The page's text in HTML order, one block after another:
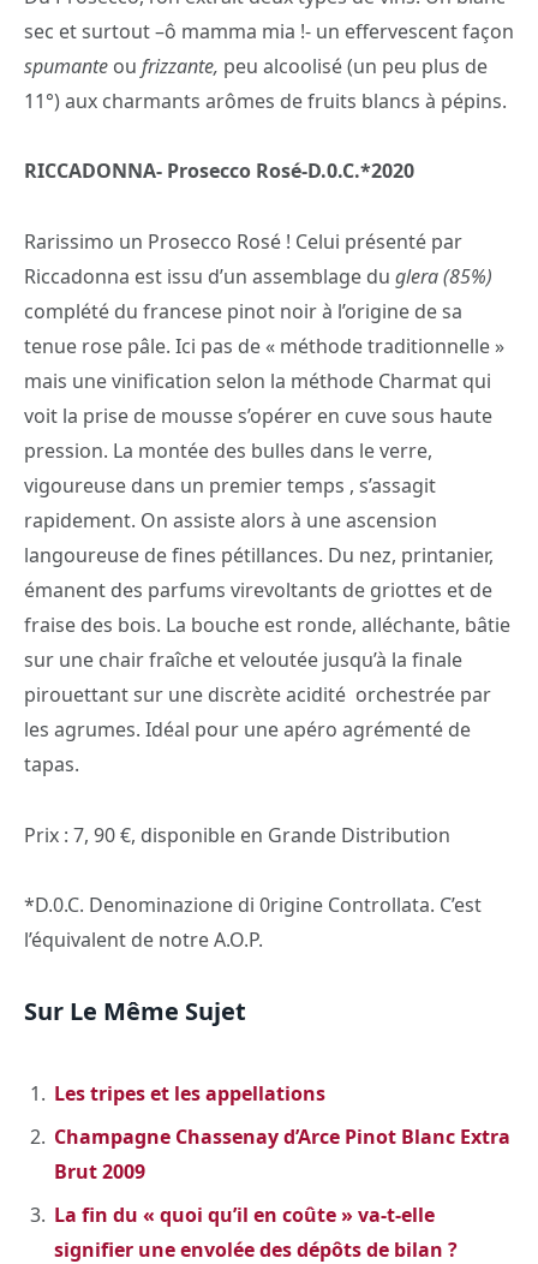
sec et surtout –ô mamma mia !- un effervescent façon
spumante ou frizzante, peu alcoolisé (un peu plus de
11°) aux charmants arômes de fruits blancs à pépins.
RICCADONNA- Prosecco Rosé-D.0.C.*2020
Rarissimo un Prosecco Rosé ! Celui présenté par
Riccadonna est issu d’un assemblage du glera (85%)
complété du francese pinot noir à l’origine de sa
tenue rose pâle. Ici pas de « méthode traditionnelle »
mais une vinification selon la méthode Charmat qui
voit la prise de mousse s’opérer en cuve sous haute
pression. La montée des bulles dans le verre,
vigoureuse dans un premier temps , s’assagit
rapidement. On assiste alors à une ascension
langoureuse de fines pétillances. Du nez, printanier,
émanent des parfums virevoltants de griottes et de
fraise des bois. La bouche est ronde, alléchante, bâtie
sur une chair fraîche et veloutée jusqu’à la finale
pirouettant sur une discrète acidité orchestrée par
les agrumes. Idéal pour une apéro agrémenté de
tapas.
Prix : 7, 90 €, disponible en Grande Distribution
*D.0.C. Denominazione di 0rigine Controllata. C’est
l’équivalent de notre A.O.P.
Sur Le Même Sujet
Les tripes et les appellations
Champagne Chassenay d’Arce Pinot Blanc Extra
Brut 2009
La fin du « quoi qu’il en coûte » va-t-elle
signifier une envolée des dépôts de bilan ?